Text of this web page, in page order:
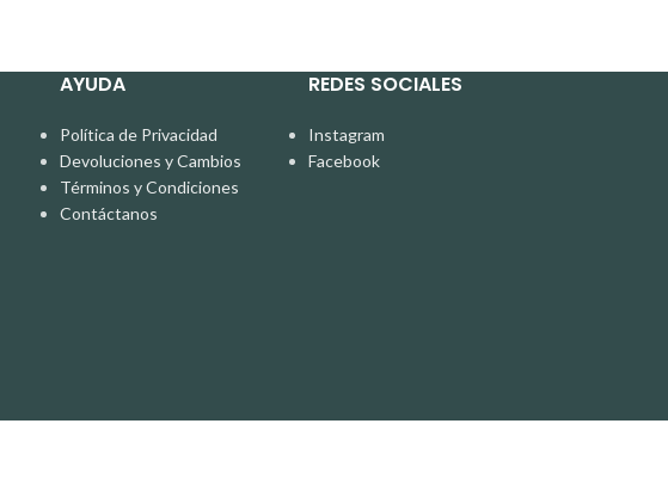
AYUDA
Política de Privacidad
Devoluciones y Cambios
Términos y Condiciones
Contáctanos
REDES SOCIALES
Instagram
Facebook